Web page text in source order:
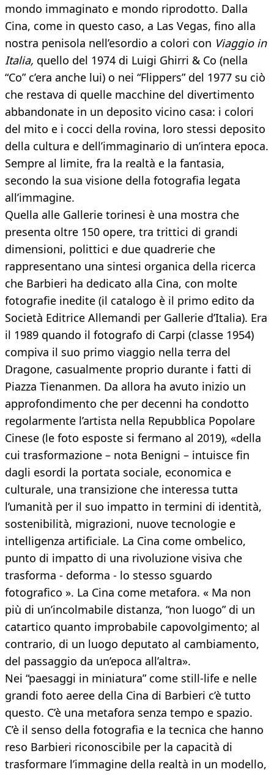
mondo immaginato e mondo riprodotto. Dalla
Cina, come in questo caso, a Las Vegas, fino alla
nostra penisola nell’esordio a colori con Viaggio in
Italia, quello del 1974 di Luigi Ghirri & Co (nella
“Co” c’era anche lui) o nei “Flippers” del 1977 su ciò
che restava di quelle macchine del divertimento
abbandonate in un deposito vicino casa: i colori
del mito e i cocci della rovina, loro stessi deposito
della cultura e dell’immaginario di un’intera epoca.
Sempre al limite, fra la realtà e la fantasia,
secondo la sua visione della fotografia legata
all’immagine.
Quella alle Gallerie torinesi è una mostra che
presenta oltre 150 opere, tra trittici di grandi
dimensioni, polittici e due quadrerie che
rappresentano una sintesi organica della ricerca
che Barbieri ha dedicato alla Cina, con molte
fotografie inedite (il catalogo è il primo edito da
Società Editrice Allemandi per Gallerie d’Italia). Era
il 1989 quando il fotografo di Carpi (classe 1954)
compiva il suo primo viaggio nella terra del
Dragone, casualmente proprio durante i fatti di
Piazza Tienanmen. Da allora ha avuto inizio un
approfondimento che per decenni ha condotto
regolarmente l’artista nella Repubblica Popolare
Cinese (le foto esposte si fermano al 2019), «della
cui trasformazione – nota Benigni – intuisce fin
dagli esordi la portata sociale, economica e
culturale, una transizione che interessa tutta
l’umanità per il suo impatto in termini di identità,
sostenibilità, migrazioni, nuove tecnologie e
intelligenza artificiale. La Cina come ombelico,
punto di impatto di una rivoluzione visiva che
trasforma - deforma - lo stesso sguardo
fotografico ». La Cina come metafora. « Ma non
più di un’incolmabile distanza, “non luogo” di un
catartico quanto improbabile capovolgimento; al
contrario, di un luogo deputato al cambiamento,
del passaggio da un’epoca all’altra».
Nei “paesaggi in miniatura” come still-life e nelle
grandi foto aeree della Cina di Barbieri c’è tutto
questo. C’è una metafora senza tempo e spazio.
C’è il senso della fotografia e la tecnica che hanno
reso Barbieri riconoscibile per la capacità di
trasformare l’immagine della realtà in un modello,